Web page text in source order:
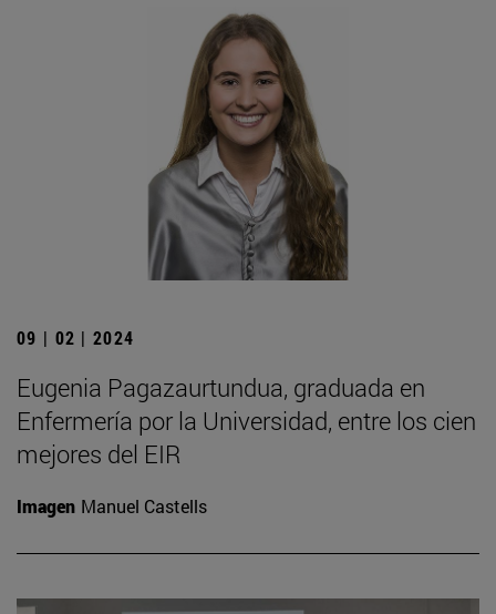
09 | 02 | 2024
Eugenia Pagazaurtundua, graduada en
Enfermería por la Universidad, entre los cien
mejores del EIR
Imagen Manuel Castells